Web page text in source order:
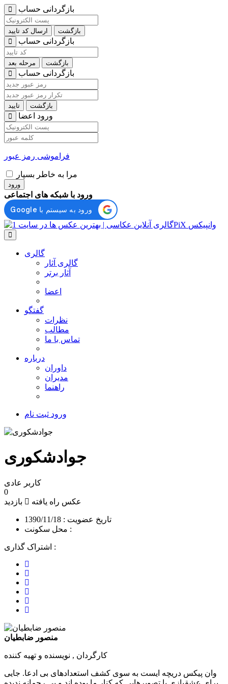
بازگردانی حساب
ارسال کد تایید بازگشت
بازگردانی حساب
مرحله بعد بازگشت
بازگردانی حساب
تایید بازگشت
ورود اعضا
فراموشی رمز عبور
مرا به خاطر بسپار
ورود
ورود با شبکه های اجتماعی
گالری
گالری آثار
آثار برتر
اعضا
گفتگو
نظرات
مطالب
تماس با ما
درباره
داوران
مدیران
راهنما
ورود ثبت نام
جوادشکوری
کاربر عادی
0
عکس راه یافته
بازدید
تاریخ عضویت : 1390/11/18
محل سکونت :
اشتراک گذاری :
لینکدین
منصور ضابطیان
کارگردان , نویسنده و تهیه کننده
وان پیکس دریچه ایست به سوی کشف استعدادهای بی ادعا. جایی